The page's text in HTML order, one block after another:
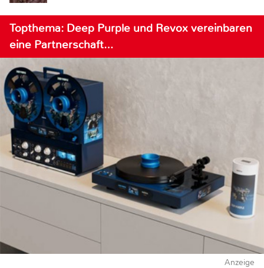
Topthema: Deep Purple und Revox vereinbaren
eine Partnerschaft…
Anzeige